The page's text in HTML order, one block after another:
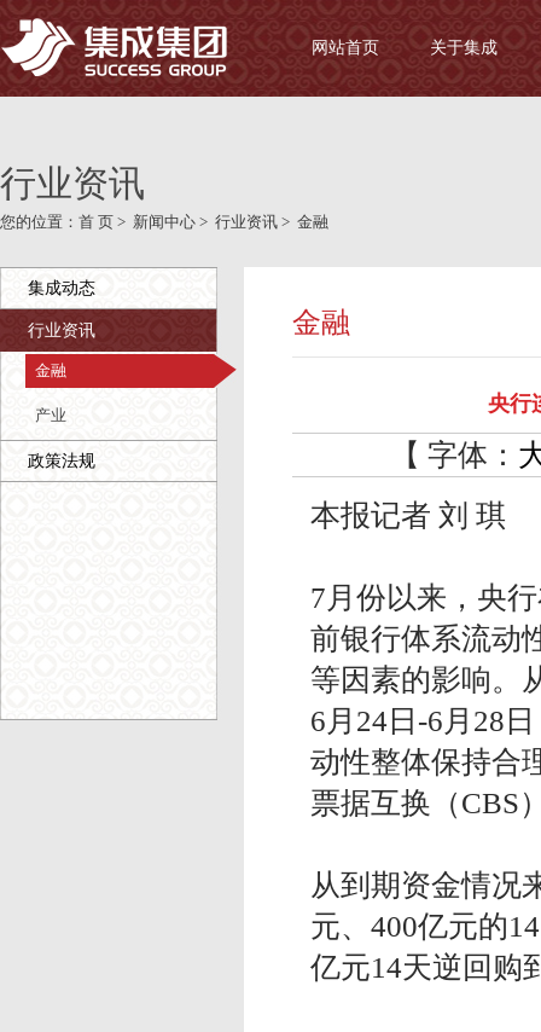
网站首页 关于集成
行业资讯
您的位置： 首 页 > 新闻中心 > 行业资讯 > 金融
集成动态
行业资讯
金融
产业
政策法规
金融
央行
【 字体：
本报记者 刘 琪
7月份以来，央
前银行体系流动
等因素的影响。
6月24日-6月28
动性整体保持合
票据互换（CBS
从到期资金情况
元、400亿元的
亿元14天逆回购